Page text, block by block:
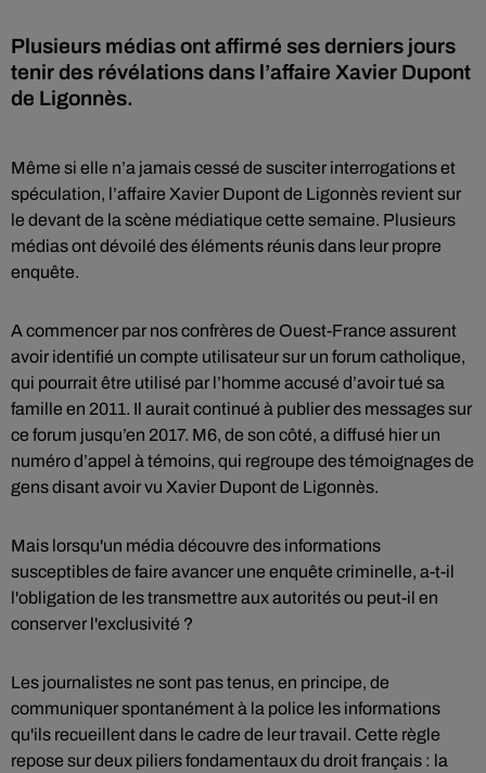
Plusieurs médias ont affirmé ses derniers jours
tenir des révélations dans l’affaire Xavier Dupont
de Ligonnès.
Même si elle n’a jamais cessé de susciter interrogations et
spéculation, l’affaire Xavier Dupont de Ligonnès revient sur
le devant de la scène médiatique cette semaine. Plusieurs
médias ont dévoilé des éléments réunis dans leur propre
enquête.
A commencer par nos confrères de Ouest-France assurent
avoir identifié un compte utilisateur sur un forum catholique,
qui pourrait être utilisé par l’homme accusé d’avoir tué sa
famille en 2011. Il aurait continué à publier des messages sur
ce forum jusqu’en 2017. M6, de son côté, a diffusé hier un
numéro d’appel à témoins, qui regroupe des témoignages de
gens disant avoir vu Xavier Dupont de Ligonnès.
Mais lorsqu'un média découvre des informations
susceptibles de faire avancer une enquête criminelle, a-t-il
l'obligation de les transmettre aux autorités ou peut-il en
conserver l'exclusivité ?
Les journalistes ne sont pas tenus, en principe, de
communiquer spontanément à la police les informations
qu'ils recueillent dans le cadre de leur travail. Cette règle
repose sur deux piliers fondamentaux du droit français : la